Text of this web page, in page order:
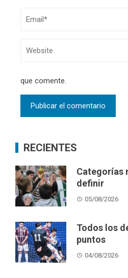
que comente.
RECIENTES
Categorías
definir
05/08/2026
Todos los
puntos
04/08/2026